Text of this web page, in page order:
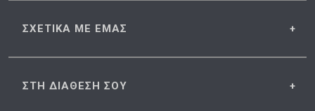
ΣΧΕΤΙΚΑ ΜΕ ΕΜΑΣ
ΣΤΗ ΔΙΑΘΕΣΗ ΣΟΥ